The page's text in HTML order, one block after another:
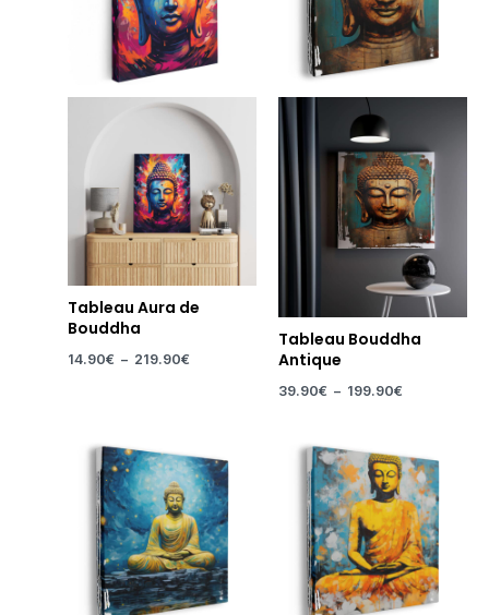
Tableau Aura de
Bouddha
14.90€ – 219.90€
Tableau Bouddha
Antique
39.90€ – 199.90€
de
prix :
39.90€
à
199.90€
de
prix :
39.90€
à
199.90€